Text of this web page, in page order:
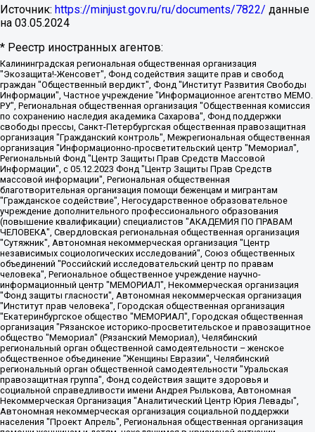
Источник: https://minjust.gov.ru/ru/documents/7822/ данные
на 03.05.2024
* Реестр иностранных агентов:
Калининградская региональная общественная организация "Экозащита!-Женсовет", Фонд содействия защите прав и свобод граждан "Общественный вердикт", Фонд "Институт Развития Свободы Информации", Частное учреждение "Информационное агентство МЕМО. РУ", Региональная общественная организация "Общественная комиссия по сохранению наследия академика Сахарова", Фонд поддержки свободы прессы, Санкт-Петербургская общественная правозащитная организация "Гражданский контроль", Межрегиональная общественная организация "Информационно-просветительский центр "Мемориал", Региональный Фонд "Центр Защиты Прав Средств Массовой Информации", с 05.12.2023 Фонд "Центр Защиты Прав Средств массовой информации", Региональная общественная благотворительная организация помощи беженцам и мигрантам "Гражданское содействие", Негосударственное образовательное учреждение дополнительного профессионального образования (повышение квалификации) специалистов "АКАДЕМИЯ ПО ПРАВАМ ЧЕЛОВЕКА", Свердловская региональная общественная организация "Сутяжник", Автономная некоммерческая организация "Центр независимых социологических исследований", Союз общественных объединений "Российский исследовательский центр по правам человека", Региональное общественное учреждение научно-информационный центр "МЕМОРИАЛ", Некоммерческая организация "Фонд защиты гласности", Автономная некоммерческая организация "Институт прав человека", Городская общественная организация "Екатеринбургское общество "МЕМОРИАЛ", Городская общественная организация "Рязанское историко-просветительское и правозащитное общество "Мемориал" (Рязанский Мемориал), Челябинский региональный орган общественной самодеятельности – женское общественное объединение "Женщины Евразии", Челябинский региональный орган общественной самодеятельности "Уральская правозащитная группа", Фонд содействия защите здоровья и социальной справедливости имени Андрея Рылькова, Автономная Некоммерческая Организация "Аналитический Центр Юрия Левады", Автономная некоммерческая организация социальной поддержки населения "Проект Апрель", Региональная общественная организация помощи женщинам и детям, находящимся в кризисной ситуации "Информационно-методический центр "Анна", Фонд содействия развитию массовых коммуникаций и правовому просвещению "Так-так-Так", Фонд содействия устойчивому развитию "Серебряная тайга", Свердловский региональный общественный фонд социальных проектов "Новое время", "Idel.Реалии", Кавказ.Реалии, Крым.Реалии, Телеканал Настоящее Время, Татаро-башкирская служба Радио Свобода (Azatliq Radiosi), Радио Свободная Европа/Радио Свобода (PCE/PC), "Сибирь.Реалии", "Фактограф", Благотворительный фонд помощи осужденным и их семьям, Автономная некоммерческая организация "Институт глобализации и социальных движений", Фонд "В защиту прав заключенных", Частное учреждение "Центр поддержки и содействия развитию средств массовой информации", Пензенский региональный общественный благотворительный фонд "Гражданский союз", "Север.Реалии", Некоммерческая организация Фонд "Правовая инициатива", Общество с ограниченной ответственностью "Радио Свободная Европа/Радио Свобода", Чешское информационное агентство "MEDIUM-ORIENT", Красноярская региональная общественная организация "Мы против СПИДа", Камалягин Денис Николаевич, Маркелов Сергей Евгеньевич, Пономарев Лев Александрович, Савицкая Людмила Алексеевна, Автономная некоммерческая организация "Центр по работе с проблемой насилия "НАСИЛИЮ.НЕТ", Межрегиональный профессиональный союз работников здравоохранения "Альянс врачей", Юридическое лицо, зарегистрированное в Латвийской Республике, SIA "Medusa Project" (регистрационный номер 40103797863, дата регистрации 10.06.2014), Некоммерческая организация "Фонд по борьбе с коррупцией", Автономная некоммерческая организация "Институт права и публичной политики", Баданин Роман Сергеевич, Гликин Максим Александрович, Железнова Мария Михайловна, Лукьянова Юлия Сергеевна, Маетная Елизавета Витальевна, Маняхин Петр Борисович, Чуракова Ольга Владимировна, Ярош Юлия Петровна, Юридическое лицо "The Insider SIA", зарегистрированное в Риге, Латвийская Республика (дата регистрации 26.06.2015), являющееся администратором доменного имени интернет-издания "The Insider SIA", https://theins.ru, Постернак Алексей Евгеньевич, Рубин Михаил Аркадьевич, Анин Роман Александрович, Юридическое лицо Istories fonds, зарегистрированное в Латвийской Республике (регистрационный номер 50008295751, дата регистрации 24.02.2020), Великовский Дмитрий Александрович, Долинина Ирина Николаевна, Мароховская Алеся Алексеевна, Шлейнов Роман Юрьевич, Шмагун Олеся Валентиновна, Общество с ограниченной ответственностью "Альтаир 2021", Общество с ограниченной ответственностью "Вега 2021", Общество с ограниченной ответственностью "Главный редактор 2021", Общество с ограниченной ответственностью "Ромашки монолит", Важенков Артем Валерьевич, Ивановская областная общественная организация "Центр гендерных исследований", Гурман Юрий Альбертович, Медиапроект "ОВД-Инфо", Егоров Владимир Владимирович, Жилинский Владимир Александрович, Общество с ограниченной ответственностью "ЗП", Иванова София Юрьевна, Карезина Инна Павловна, Кильтау Екатерина Викторовна, Петров Алексей Викторович, Пискунов Сергей Евгеньевич, Смирнов Сергей Сергеевич, Тихонов Михаил Сергеевич, Общество с ограниченной ответственностью "ЖУРНАЛИСТ-ИНОСТРАННЫЙ АГЕНТ", Арапова Галина Юрьевна, Вольтская Татьяна Анатольевна, Американская компания "Mason G.E.S. Anonymous Foundation" (США), являющаяся владельцем интернет-издания https://mnews.world/, Компания "Stichting Bellingcat", зарегистрированная в Нидерландах (дата регистрации 11.07.2018), Захаров Андрей Вячеславович, Клепиковская Екатерина Дмитриевна, Общество с ограниченной ответственностью "МЕМО", Перл Роман Александрович, Симонов Евгений Алексеевич, Соловьева Елена Анатольевна, Сотников Даниил Владимирович, Сурначева Елизавета Дмитриевна, Автономная некоммерческая организация по защите прав человека и информированию населения "Якутия – Наше Мнение", Общество с ограниченной ответственностью "Москоу диджитал медиа", с 26.01.2023 Общество с ограниченной ответственностью "Чайка Белые сады", Ветошкина Валерия Валерьевна, Заговора Максим Александрович, Межрегиональное общественное движение "Российская ЛГБТ - сеть", Оленичев Максим Владимирович, Павлов Иван Юрьевич, Скворцова Елена Сергеевна, Общество с ограниченной ответственностью "Как бы инагент", Кочетков Игорь Викторович, Общество с ограниченной ответственностью "Честные выборы", Еланчик Олег Александрович, Общество с ограниченной ответственностью "Нобелевский призыв", Гималова Регина Эмилевна, Григорьев Андрей Валерьевич, Григорьева Алина Александровна, Ассоциация по содействию защите прав призывников, альтернативнослужащих и военнослужащих "Правозащитная группа "Гражданин.Армия.Право", Хисамова Регина Фаритовна, Автономная некоммерческая организация по реализации социально-правовых программ "Лилит", Дальневосточное общественное движение "Маяк", Санкт-Петербургская ЛГБТ-инициативная группа "Выход", Инициативная группа ЛГБТ+ "Реверс", Алексеев Андрей Викторович, Бекбулатова Таисия Львовна, Беляев Иван Михайлович, Владыкина Елена Сергеевна, Гельман Марат Александрович, Никульшина Вероника Юрьевна, Толоконникова Надежда Андреевна, Шендерович Виктор Анатольевич, Общество с ограниченной ответственностью "Данное сообщение", Общество с ограниченной ответственностью Издательский дом "Новая глава", Айнбиндер Александра Александровна, Московский комьюнити-центр для ЛГБТ+инициатив, Благотворительный фонд развития филантропии, Deutsche Welle (Германия, Kurt-Schumacher-Strasse 3, 53113 Bonn), Борзунова Мария Михайловна, Воробьев Виктор Викторович, Голубева Анна Львовна, Константинова Алла Михайловна, Малкова Ирина Владимировна, Мурадов Мурад Абдулгалимович, Осетинская Елизавета Николаевна, Понасенков Евгений Николаевич, Ганапольский Матвей Юрьевич, Киселев Евгений Алексеевич, Борухович Ирина Григорьевна, Дремин Иван Тимофеевич, Дубровский Дмитрий Викторович, Красноярская региональная общественная организация поддержки и развития альтернативных образовательных технологий и межкультурных коммуникаций "ИНТЕРРА", Маяковская Екатерина Алексеевна, Фейгин Марк Захарович, Филимонов Андрей Викторович, Дзугкоева Регина Николаевна, Доброхотов Роман Александрович, Дудь Юрий Александрович, Елкин Сергей Владимирович, Кругликов Кирилл Игоревич, Сабунаева Мария Леонидовна, Семенов Алексей Владимирович, Шаинян Карен Багратович, Шульман Екатерина Михайловна, Асафьев Артур Валерьевич, Вахштайн Виктор Семенович, Венедиктов Алексей Алексеевич, Лушникова Екатерина Евгеньевна, Волков Леонид Михайлович, Невзоров Александр Глебович, Пархоменко Сергей Борисович, Сироткин Ярослав Николаевич, Кара-Мурза Владимир Владимирович, Баранова Наталья Владимировна, Гозман Леонид Яковлевич, Кагарлицкий Борис Юльевич, Климарев Михаил Валерьевич, Милов Владимир Станиславович, Автономная некоммерческая организация Краснодарский центр современного искусства "Типография", Моргенштерн Алишер Тагирович, Соболь Любовь Эдуардовна, Общество с ограниченной ответственностью "ЛИЗА НОРМ", Каспаров Гарри Кимович, Ходорковский Михаил Борисович, Общество с ограниченной ответственностью "Апрельские тезисы", Данилович Ирина Брониславовна, Кашин Олег Владимирович, Петров Николай Владимирович, Пивоваров Алексей Владимирович, Соколов Михаил Владимирович, Цветкова Юлия Владимировна, Чичваркин Евгений Александрович, Комитет против пыток/Команда против пыток, Общество с ограниченной ответственностью "Первый научный", Общество с ограниченной ответственностью "Вертолет и ко", Белоцерковская Вероника Борисовна, Кац Максим Евгеньевич, Лазарева Татьяна Юрьевна, Шаведдинов Руслан Табризович, Яшин Илья Валерьевич, Общество с ограниченной ответственностью "Иноагент ААВ", Алешковский Дмитрий Петрович, Альбац Евгения Марковна, Быков Дмитрий Львович, Галямина Юлия Евгеньевна, Лойко Сергей Леонидович, Мартынов Кирилл Константинович, Медведев Сергей Александрович, Крашенинников Федор Геннадиевич, Гордеева Катерина Вл